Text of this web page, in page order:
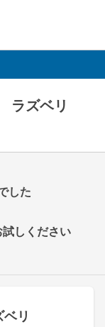
ラズベリ
リ
した
しください